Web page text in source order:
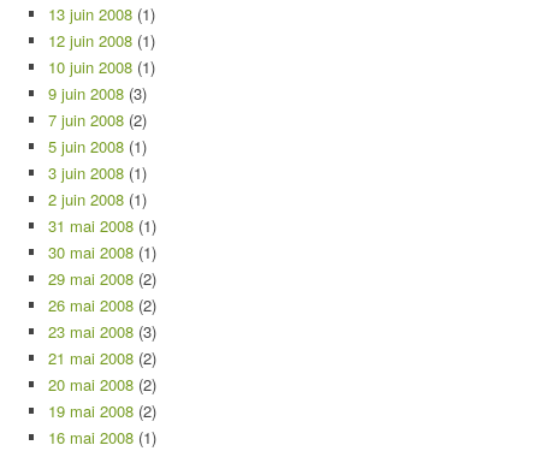
13 juin 2008 (1)
12 juin 2008 (1)
10 juin 2008 (1)
9 juin 2008 (3)
7 juin 2008 (2)
5 juin 2008 (1)
3 juin 2008 (1)
2 juin 2008 (1)
31 mai 2008 (1)
30 mai 2008 (1)
29 mai 2008 (2)
26 mai 2008 (2)
23 mai 2008 (3)
21 mai 2008 (2)
20 mai 2008 (2)
19 mai 2008 (2)
16 mai 2008 (1)